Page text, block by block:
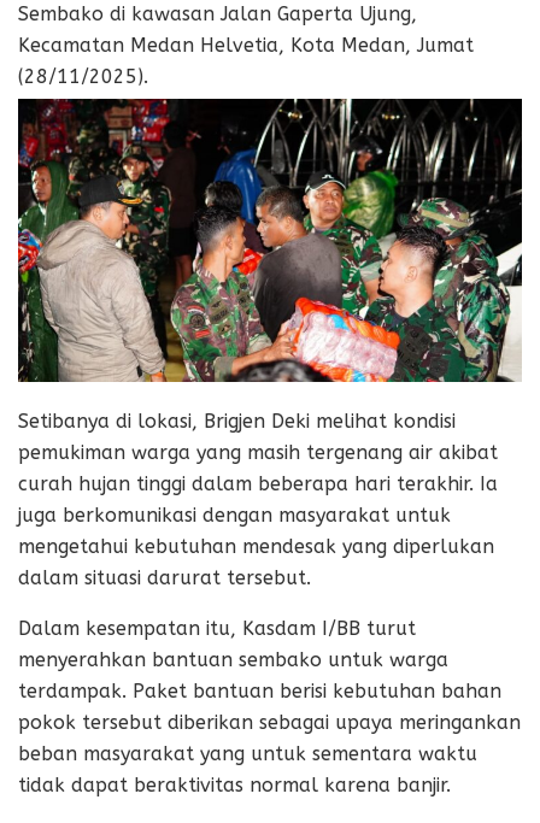
Sembako di kawasan Jalan Gaperta Ujung,
Kecamatan Medan Helvetia, Kota Medan, Jumat
(28/11/2025).
Setibanya di lokasi, Brigjen Deki melihat kondisi
pemukiman warga yang masih tergenang air akibat
curah hujan tinggi dalam beberapa hari terakhir. Ia
juga berkomunikasi dengan masyarakat untuk
mengetahui kebutuhan mendesak yang diperlukan
dalam situasi darurat tersebut.
Dalam kesempatan itu, Kasdam I/BB turut
menyerahkan bantuan sembako untuk warga
terdampak. Paket bantuan berisi kebutuhan bahan
pokok tersebut diberikan sebagai upaya meringankan
beban masyarakat yang untuk sementara waktu
tidak dapat beraktivitas normal karena banjir.